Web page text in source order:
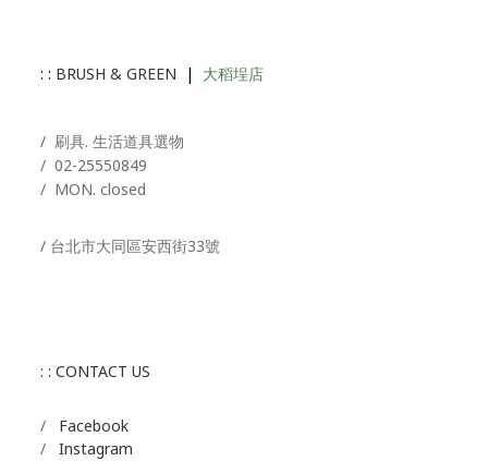
: : BRUSH & GREEN | 大稻埕店
/ 刷具. 生活道具選物
/ 02-25550849
/ MON. closed
/ 台北市大同區安西街33號
: : CONTACT US
/ Facebook
/ Instagram